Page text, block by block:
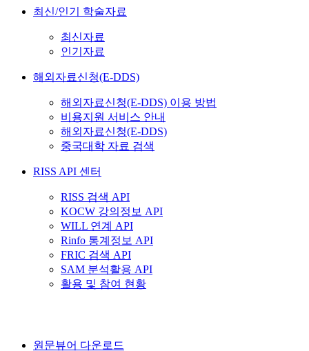
최신/인기 학술자료
최신자료
인기자료
해외자료신청(E-DDS)
해외자료신청(E-DDS) 이용 방법
비용지원 서비스 안내
해외자료신청(E-DDS)
중국대학 자료 검색
RISS API 센터
RISS 검색 API
KOCW 강의정보 API
WILL 연계 API
Rinfo 통계정보 API
FRIC 검색 API
SAM 분석활용 API
활용 및 참여 현황
원문뷰어 다운로드